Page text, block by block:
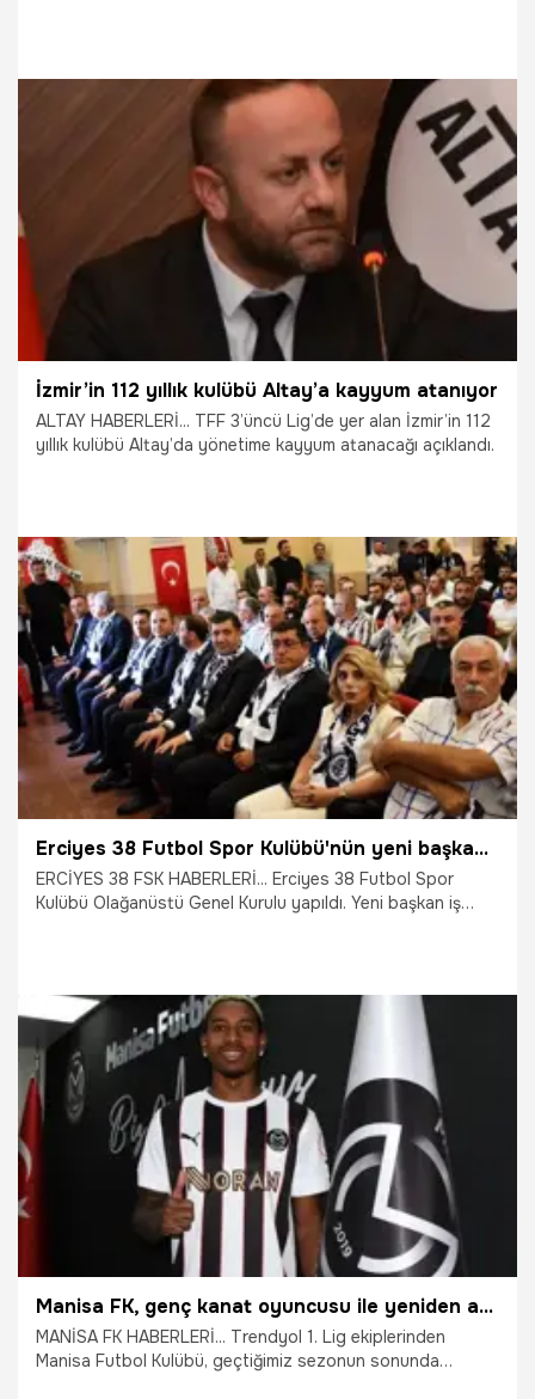
İzmir’in 112 yıllık kulübü Altay’a kayyum atanıyor
ALTAY HABERLERİ... TFF 3’üncü Lig’de yer alan İzmir’in 112
yıllık kulübü Altay’da yönetime kayyum atanacağı açıklandı.
31.07.2026 İzmir
Erciyes 38 Futbol Spor Kulübü'nün yeni başkanı belli oldu
ERCİYES 38 FSK HABERLERİ... Erciyes 38 Futbol Spor
Kulübü Olağanüstü Genel Kurulu yapıldı. Yeni başkan iş
25.07.2026 Kayseri
Manisa FK, genç kanat oyuncusu ile yeniden anlaştı
MANİSA FK HABERLERİ... Trendyol 1. Lig ekiplerinden
Manisa Futbol Kulübü, geçtiğimiz sezonun sonunda